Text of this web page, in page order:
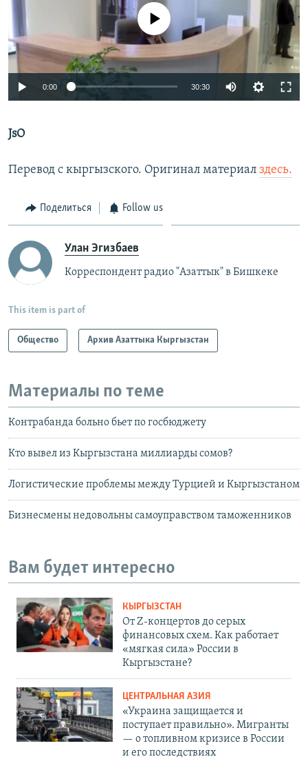
Auto 270p 360p 720p
No media source currently available
0:00 30:30
JsO
Перевод с кыргызского. Оригинал материал здесь.
Поделиться Follow us
Улан Эгизбаев
Корреспондент радио "Азаттык" в Бишкеке
This item is part of
Общество Архив Азаттыка Кыргызстан
Материалы по теме
Контрабанда больно бьет по госбюджету
Кто вывел из Кыргызстана миллиарды сомов?
Логистические проблемы между Турцией и Кыргызстаном
Бизнесмены недовольны самоуправством таможенников
Вам будет интересно
КЫРГЫЗСТАН
От Z-концертов до серых
финансовых схем. Как работает
«мягкая сила» России в
Кыргызстане?
ЦЕНТРАЛЬНАЯ АЗИЯ
«Украина защищается и
поступает правильно». Мигранты
— о топливном кризисе в России
и его последствиях